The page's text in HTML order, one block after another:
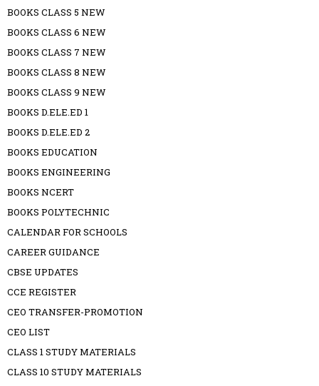
BOOKS CLASS 5 NEW
BOOKS CLASS 6 NEW
BOOKS CLASS 7 NEW
BOOKS CLASS 8 NEW
BOOKS CLASS 9 NEW
BOOKS D.ELE.ED 1
BOOKS D.ELE.ED 2
BOOKS EDUCATION
BOOKS ENGINEERING
BOOKS NCERT
BOOKS POLYTECHNIC
CALENDAR FOR SCHOOLS
CAREER GUIDANCE
CBSE UPDATES
CCE REGISTER
CEO TRANSFER-PROMOTION
CEO LIST
CLASS 1 STUDY MATERIALS
CLASS 10 STUDY MATERIALS